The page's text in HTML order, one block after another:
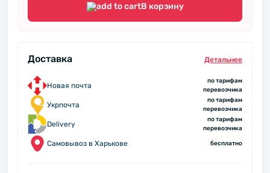
В корзину
Доставка Детальнее
Новая почта
по тарифам
перевозчика
Укрпочта
по тарифам
перевозчика
Delivery
по тарифам
перевозчика
Самовывоз в Харькове бесплатно